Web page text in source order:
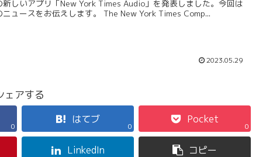
新しいアプリ「New York Times Audio」を発表しました。今回は
ニュースをお伝えします。 The New York Times Comp...
2023.05.29
ェアする
0
はてブ
0
Pocket
0
LinkedIn コピー